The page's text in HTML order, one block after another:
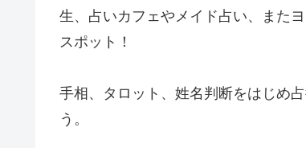
生、占いカフェやメイド占い、また
スポット！
手相、タロット、姓名判断をはじめ
う。